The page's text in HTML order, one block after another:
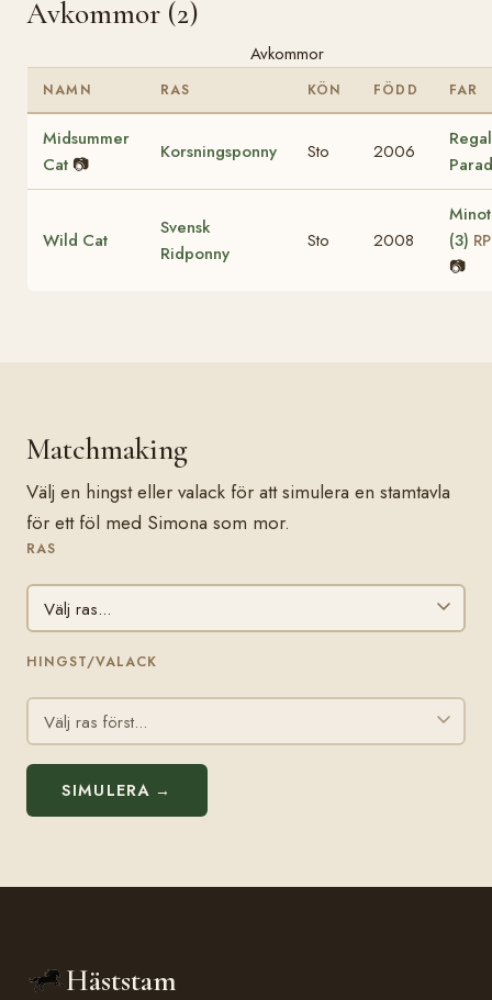
Avkommor (2)
Avkommor
NAMN RAS KÖN FÖDD FAR
Midsummer
Cat 📷
Korsningsponny Sto 2006
Regal
Wild Cat
Svensk
Ridponny
Sto 2008
(3)
📷
Matchmaking
Välj en hingst eller valack för att simulera en stamtavla
för ett föl med Simona som mor.
RAS
HINGST/VALACK
SIMULERA →
Häststam